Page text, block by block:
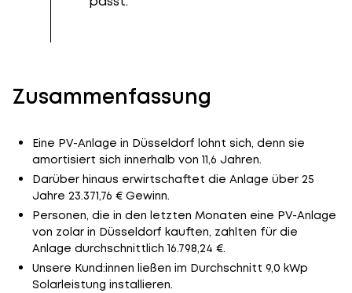
Zusammenfassung
Eine PV-Anlage in Düsseldorf lohnt sich, denn sie
amortisiert sich innerhalb von 11,6 Jahren.
Darüber hinaus erwirtschaftet die Anlage über 25
Jahre 23.371,76 € Gewinn.
Personen, die in den letzten Monaten eine PV-Anlage
von zolar in Düsseldorf kauften, zahlten für die
Anlage durchschnittlich 16.798,24 €.
Unsere Kund:innen ließen im Durchschnitt 9,0 kWp
Solarleistung installieren.